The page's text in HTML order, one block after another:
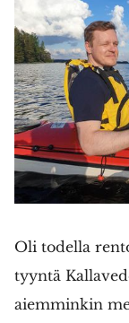
Oli todella
tyyntä
aiemminkin